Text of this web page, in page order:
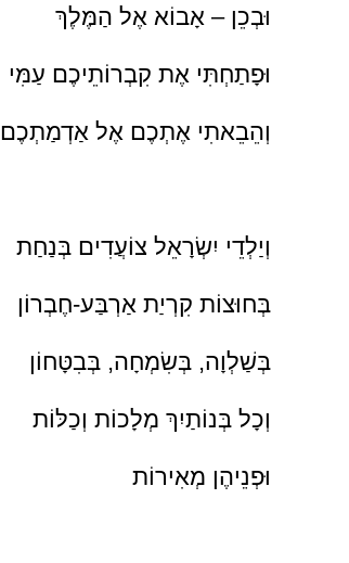
וּבְכֵן – אָבוֹא אֶל הַמֶּלֶךְ
וּפָתַחְתִּי אֶת קִבְרוֹתֵיכֶם עַמִּי
וְהֵבֵאתִי אֶתְכֶם אֶל אַדְמַתְכֶם
וְיַלְדֵי יִשְׂרָאֵל צוֹעֲדִים בְּנַחַת
בְּחוּצוֹת קִרְיַת אַרְבַּע-חֶבְרוֹן
בְּשַׁלְוָה, בְּשִׂמְחָה, בְּבִטָּחוֹן
וְכָל בְּנוֹתַיִךְ מְלָכוֹת וְכַלּוֹת
וּפְנֵיהֶן מְאִירוֹת